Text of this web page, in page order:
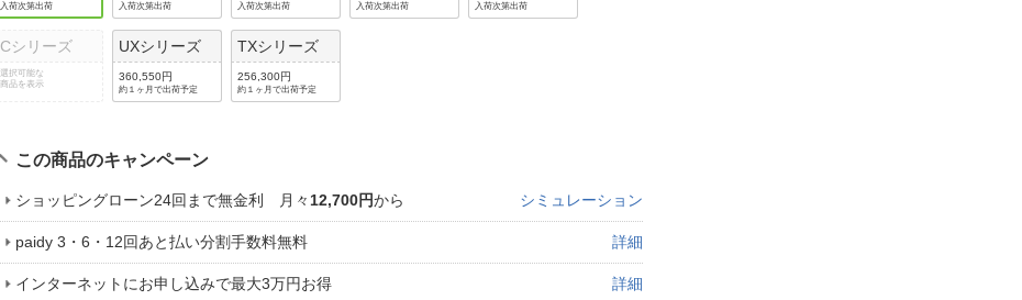
入荷次第出荷 入荷次第出荷 入荷次第出荷 入荷次第出荷 入荷次第出荷
Cシリーズ
選択可能な
商品を表示
UXシリーズ
360,550円
約１ヶ月で出荷予定
TXシリーズ
256,300円
約１ヶ月で出荷予定
この商品のキャンペーン
ショッピングローン24回まで無金利 月々 12,700円から シミュレーション
paidy 3・6・12回あと払い分割手数料無料 詳細
インターネットにお申し込みで最大3万円お得 詳細